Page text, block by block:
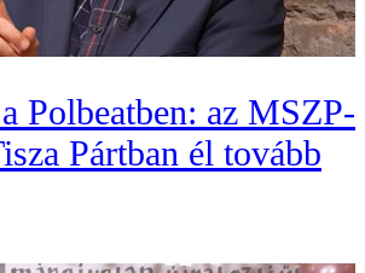
Polbeatben: az MSZP-
Pártban él tovább